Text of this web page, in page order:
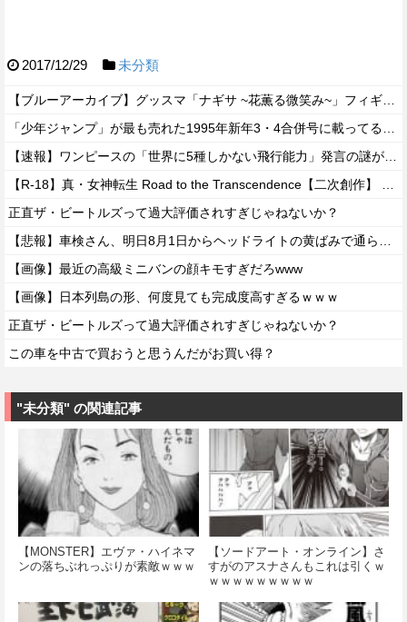
2017/12/29 未分類
正直ザ・ビートルズって過大評価されすぎじゃねないか？
【画像】最近の高級ミニバンの顔キモすぎだろwww
【画像】日本列島の形、何度見ても完成度高すぎるｗｗｗ
正直ザ・ビートルズって過大評価されすぎじゃねないか？
この車を中古で買おうと思うんだがお買い得？
"未分類" の関連記事
【MONSTER】エヴァ・ハイネマ
ンの落ちぶれっぷりが素敵ｗｗｗ
【ソードアート・オンライン】さ
すがのアスナさんもこれは引くｗ
ｗｗｗｗｗｗｗｗｗ